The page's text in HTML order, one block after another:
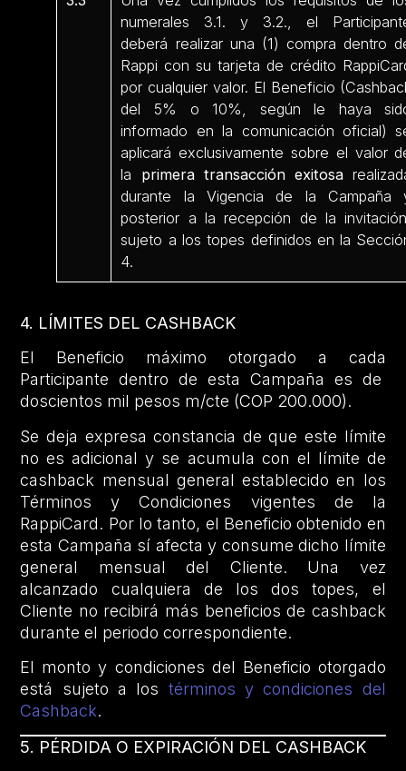
numerales 3.1. y 3.2., el
deberá realizar una (1) compra dentro
Rappi con su tarjeta de crédito
por cualquier valor. El Beneficio
del 5% o 10%, según le haya
informado en la comunicación oficial)
aplicará exclusivamente sobre el valor
la primera transacción exitosa
durante la Vigencia de la Campaña
posterior a la recepción de la
sujeto a los topes definidos en la
4.
4. LÍMITES DEL CASHBACK
El Beneficio máximo otorgado a cada
Participante dentro de esta Campaña es de
doscientos mil pesos m/cte (COP 200.000).
Se deja expresa constancia de que este límite
no es adicional y se acumula con el límite de
cashback mensual general establecido en los
Términos y Condiciones vigentes de la
RappiCard. Por lo tanto, el Beneficio obtenido en
esta Campaña sí afecta y consume dicho límite
general mensual del Cliente. Una vez
alcanzado cualquiera de los dos topes, el
Cliente no recibirá más beneficios de cashback
durante el periodo correspondiente.
El monto y condiciones del Beneficio otorgado
está sujeto a los términos y condiciones del
Cashback.
5. PÉRDIDA O EXPIRACIÓN DEL CASHBACK